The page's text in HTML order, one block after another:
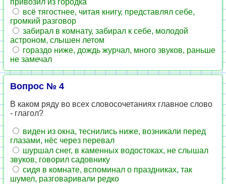
привозил из городка
всё тягостнее, читая книгу, представлял себе,
громкий разговор
забирал в комнату, забирал к себе, молодой
астроном, слышен летом
гораздо ниже, дождь журчал, много звуков, раньше
не замечал
Вопрос № 4
В каком ряду во всех словосочетаниях главное слово
- глагол?
виден из окна, теснились ниже, возникали перед
глазами, нёс через перевал
шуршал снег, в каменных водостоках, не слышал
звуков, говорил садовнику
сидя в комнате, вспоминал о праздниках, так
шумел, разговаривали редко